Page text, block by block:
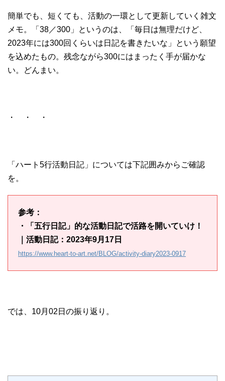
簡単でも、短くても、活動の一環として更新していく雑文
メモ。「38／300」というのは、「毎日は無理だけど、
2023年には300回くらいは日記を書きたいな」という願望
を込めたもの。残念ながら300にはまったく手が届かな
い。どんまい。
・ ・ ・
「ハート5行活動日記」については下記囲みからご確認
を。
参考：
・「五行日記」的な活動日記で活路を開いていけ！
｜活動日記：2023年9月17日
https://www.heart-to-art.net/BLOG/activity-diary2023-0917
では、10月02日の振り返り。